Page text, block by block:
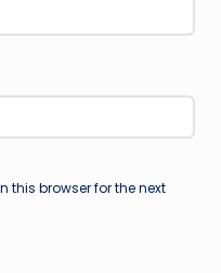
this browser for the next